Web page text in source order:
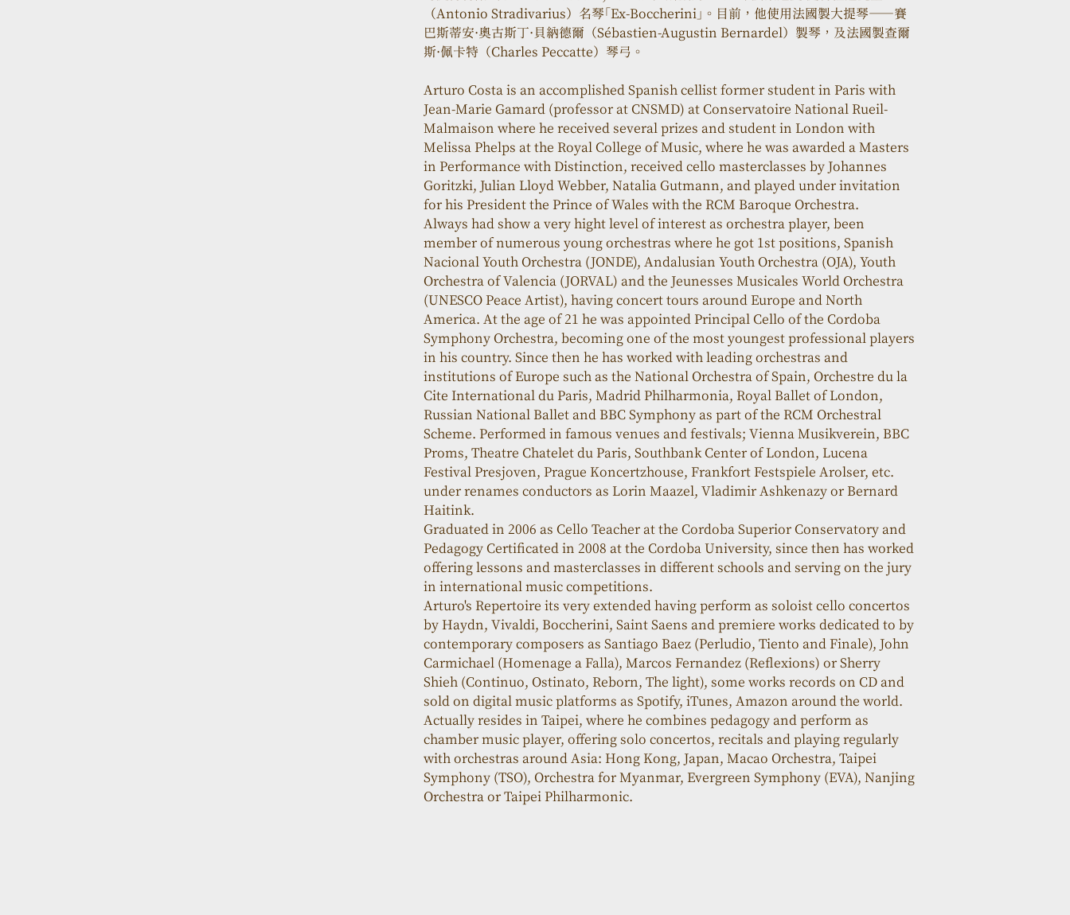
（Antonio Stradivarius）名琴「Ex-Boccherini」。目前，他使用法國製大提琴——賽
巴斯蒂安·奧古斯丁·貝納德爾（Sébastien-Augustin Bernardel）製琴，及法國製查爾
斯·佩卡特（Charles Peccatte）琴弓。
Arturo Costa is an accomplished Spanish cellist former student in Paris with
Jean-Marie Gamard (professor at CNSMD) at Conservatoire National Rueil-
Malmaison where he received several prizes and student in London with
Melissa Phelps at the Royal College of Music, where he was awarded a Masters
in Performance with Distinction, received cello masterclasses by Johannes
Goritzki, Julian Lloyd Webber, Natalia Gutmann, and played under invitation
for his President the Prince of Wales with the RCM Baroque Orchestra.
Always had show a very hight level of interest as orchestra player, been
member of numerous young orchestras where he got 1st positions, Spanish
Nacional Youth Orchestra (JONDE), Andalusian Youth Orchestra (OJA), Youth
Orchestra of Valencia (JORVAL) and the Jeunesses Musicales World Orchestra
(UNESCO Peace Artist), having concert tours around Europe and North
America. At the age of 21 he was appointed Principal Cello of the Cordoba
Symphony Orchestra, becoming one of the most youngest professional players
in his country. Since then he has worked with leading orchestras and
institutions of Europe such as the National Orchestra of Spain, Orchestre du la
Cite International du Paris, Madrid Philharmonia, Royal Ballet of London,
Russian National Ballet and BBC Symphony as part of the RCM Orchestral
Scheme. Performed in famous venues and festivals; Vienna Musikverein, BBC
Proms, Theatre Chatelet du Paris, Southbank Center of London, Lucena
Festival Presjoven, Prague Koncertzhouse, Frankfort Festspiele Arolser, etc.
under renames conductors as Lorin Maazel, Vladimir Ashkenazy or Bernard
Haitink.
Graduated in 2006 as Cello Teacher at the Cordoba Superior Conservatory and
Pedagogy Certificated in 2008 at the Cordoba University, since then has worked
offering lessons and masterclasses in different schools and serving on the jury
in international music competitions.
Arturo's Repertoire its very extended having perform as soloist cello concertos
by Haydn, Vivaldi, Boccherini, Saint Saens and premiere works dedicated to by
contemporary composers as Santiago Baez (Perludio, Tiento and Finale), John
Carmichael (Homenage a Falla), Marcos Fernandez (Reflexions) or Sherry
Shieh (Continuo, Ostinato, Reborn, The light), some works records on CD and
sold on digital music platforms as Spotify, iTunes, Amazon around the world.
Actually resides in Taipei, where he combines pedagogy and perform as
chamber music player, offering solo concertos, recitals and playing regularly
with orchestras around Asia: Hong Kong, Japan, Macao Orchestra, Taipei
Symphony (TSO), Orchestra for Myanmar, Evergreen Symphony (EVA), Nanjing
Orchestra or Taipei Philharmonic.